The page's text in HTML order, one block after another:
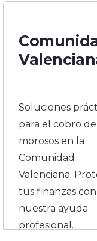
Soluciones
para el cobro de
morosos en la
Comunidad
Valenciana.
tus finanzas con
nuestra ayuda
profesional.